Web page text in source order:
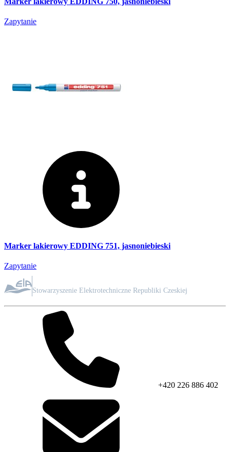
Zapytanie
Marker lakierowy EDDING 751, jasnoniebieski
Zapytanie
Stowarzyszenie Elektrotechniczne Republiki Czeskiej
+420 226 886 402